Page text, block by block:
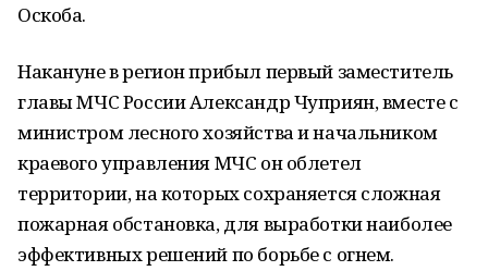
Оскоба.
Накануне в регион прибыл первый заместитель
главы МЧС России Александр Чуприян, вместе с
министром лесного хозяйства и начальником
краевого управления МЧС он облетел
территории, на которых сохраняется сложная
пожарная обстановка, для выработки наиболее
эффективных решений по борьбе с огнем.